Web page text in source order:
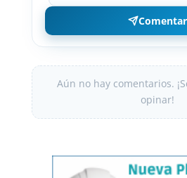
Comentar
Aún no hay comentarios.
opinar!